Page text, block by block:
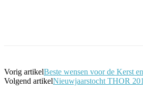
Vorig artikelBeste wensen voor de Kerst
Volgend artikelNieuwjaarstocht THOR